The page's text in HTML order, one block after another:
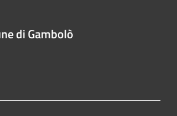
di Gambolò